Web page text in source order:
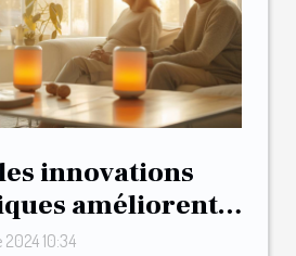
innovations
améliorent
des seniors
10:34